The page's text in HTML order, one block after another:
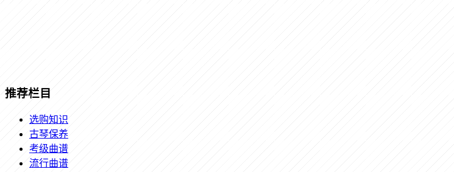
推荐栏目
选购知识
古琴保养
考级曲谱
流行曲谱